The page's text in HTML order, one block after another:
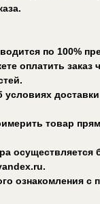
по 100%
оплатить
условиях
товар
осуществляется
ознакомления с